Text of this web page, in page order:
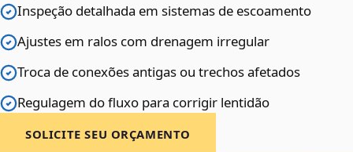
Inspeção detalhada em sistemas de escoamento
Ajustes em ralos com drenagem irregular
Troca de conexões antigas ou trechos afetados
Regulagem do fluxo para corrigir lentidão
SOLICITE SEU ORÇAMENTO